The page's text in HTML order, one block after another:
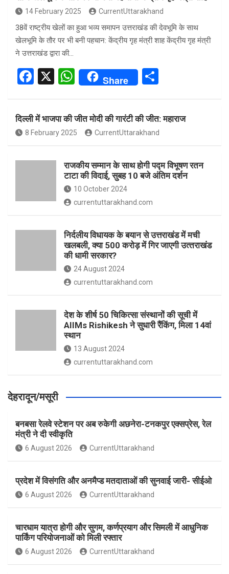
14 February 2025 CurrentUttarakhand
38वें राष्ट्रीय खेलों का हुआ भव्य समापन उत्तराखंड की देवभूमि के साथ
खेलभूमि के तौर पर भी बनी पहचान: केंद्रीय गृह मंत्री शाह केंद्रीय गृह मंत्री
ने उत्तराखंड द्वारा की…
F
ce
b
o
o
X
W
at
s
A
p
p
Share
e
दिल्ली में भाजपा की जीत मोदी की गारंटी की जीत: महाराज
8 February 2025 CurrentUttarakhand
राजकीय सम्मान के साथ होगी पद्म विभूषण रतन
टाटा की विदाई, सुबह 10 बजे अंतिम दर्शन
10 October 2024
currentuttarakhand.com
निर्दलीय विधायक के बयान से उत्तराखंड में मची
खलबली, क्‍या 500 करोड़ में गिर जाएगी उत्‍तराखंड
की धामी सरकार?
24 August 2024
currentuttarakhand.com
देश के शीर्ष 50 चिकित्सा संस्थानों की सूची में
AIIMs Rishikesh ने सुधारी रैंकिंग, मिला 14वां
स्थान
13 August 2024
currentuttarakhand.com
देहरादून/मसूरी
बनबसा रेलवे स्टेशन पर अब रुकेगी अछनेरा-टनकपुर एक्सप्रेस, रेल
मंत्री ने दी स्वीकृति
6 August 2026 CurrentUttarakhand
प्रदेश में विसंगति और अनमैप्ड मतदाताओं की सुनवाई जारी- सीईओ
6 August 2026 CurrentUttarakhand
चारधाम यात्रा होगी और सुगम, कर्णप्रयाग और सिमली में आधुनिक
पार्किंग परियोजनाओं को मिली रफ्तार
6 August 2026 CurrentUttarakhand